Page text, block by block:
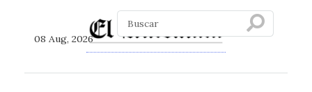
08 Aug, 2026